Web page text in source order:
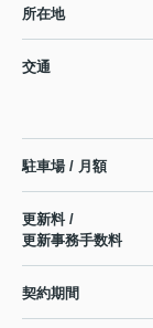
所在地
交通
駐車場 / 月額
更新料 /
更新事務手数料
契約期間